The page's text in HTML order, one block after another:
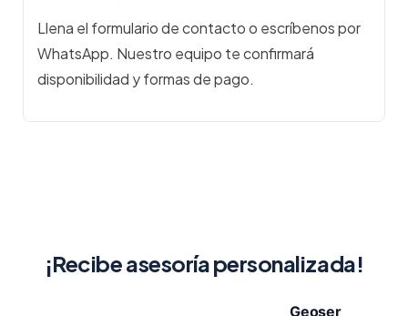
Llena el formulario de contacto o escríbenos por
WhatsApp. Nuestro equipo te confirmará
disponibilidad y formas de pago.
¡Recibe asesoría personalizada!